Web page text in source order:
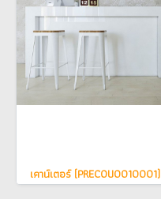
เคาน์เตอร์ (PRECOU0010001)